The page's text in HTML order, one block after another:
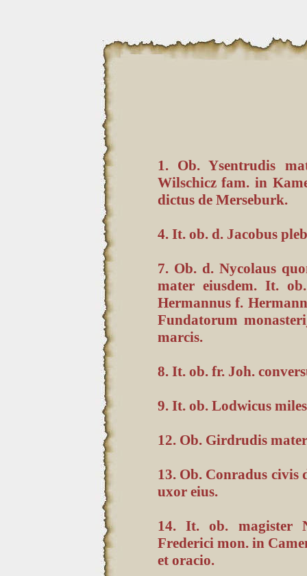
1. Ob. Ysentrudis
Wilschicz fam. in
dictus de Merseburk.
4. It. ob. d. Jacobus
7. Ob. d. Nycolaus
mater eiusdem. It.
Hermannus f.
Fundatorum
marcis.
8. It. ob. fr. Joh.
9. It. ob. Lodwicus
12. Ob. Girdrudis
13. Ob. Conradus civis
uxor eius.
14. It. ob. magister
Frederici mon. in
et oracio.